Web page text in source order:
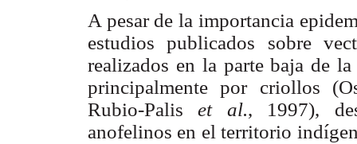
A pesar de la importancia
estudios publicados sobre
realizados en la parte baja de
principalmente por criollos
Rubio-Paliset al., 1997),
anofelinos en el territorio